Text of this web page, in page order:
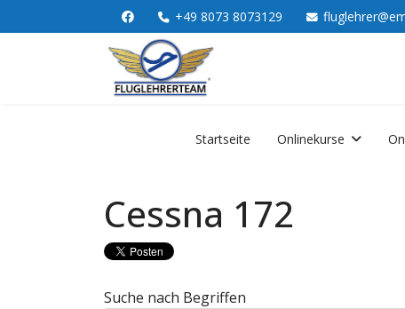
+49 8073 8073129
Startseite Onlinekurse
Cessna 172
Suche nach Begriffen